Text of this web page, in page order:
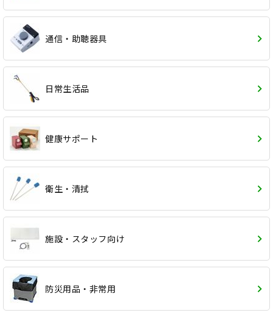
通信・助聴器具
日常生活品
健康サポート
衛生・清拭
施設・スタッフ向け
防災用品・非常用